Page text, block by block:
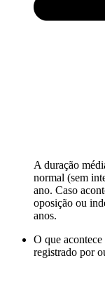
A duração
normal (sem
ano. Caso
oposição ou
anos.
O que
registrado por